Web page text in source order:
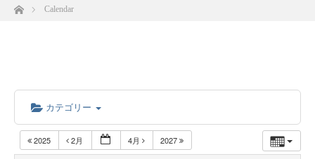
ホームCalendar
カテゴリー
2025 2月 4月 2027